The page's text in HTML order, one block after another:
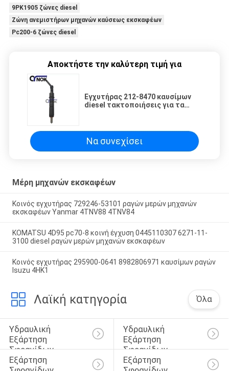
9PK1905 ζώνες diesel
Ζώνη ανεμιστήρων μηχανών καύσεως εκσκαφέων
Pc200-6 ζώνες diesel
Αποκτήστε την καλύτερη τιμή για
Εγχυτήρας 212-8470 καυσίμων
diesel τακτοποιήσεις για τα
Να συνεχίσει
Μέρη μηχανών εκσκαφέων
Κοινός εγχυτήρας 729246-53101 ραγών μερών μηχανών
εκσκαφέων Yanmar 4TNV88 4TNV84
KOMATSU 4D95 pc70-8 κοινή έγχυση 0445110307 6271-11-
3100 diesel ραγών μερών μηχανών εκσκαφέων
Κοινός εγχυτήρας 295900-0641 8982806971 καυσίμων ραγών
Isuzu 4HK1
Λαϊκή κατηγορία Όλα
Υδραυλική
Εξάρτηση
Σφραγίδων
Κυλίνδρων
Υδραυλική
Εξάρτηση
Σφραγίδων
Διακοπτών
Εξάρτηση
Εξάρτηση